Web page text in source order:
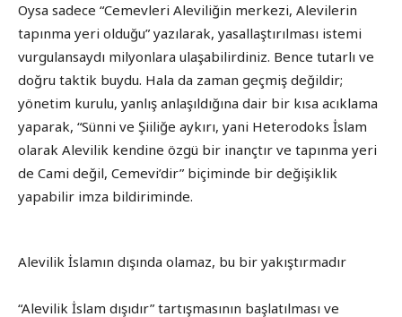
Oysa sadece “Cemevleri Aleviliğin merkezi, Alevilerin
tapınma yeri olduğu” yazılarak, yasallaştırılması istemi
vurgulansaydı milyonlara ulaşabilirdiniz. Bence tutarlı ve
doğru taktik buydu. Hala da zaman geçmiş değildir;
yönetim kurulu, yanlış anlaşıldığına dair bir kısa acıklama
yaparak, “Sünni ve Şiiliğe aykırı, yani Heterodoks İslam
olarak Alevilik kendine özgü bir inançtır ve tapınma yeri
de Cami değil, Cemevi’dir” biçiminde bir değişiklik
yapabilir imza bildiriminde.
Alevilik İslamın dışında olamaz, bu bir yakıştırmadır
“Alevilik İslam dışıdır” tartışmasının başlatılması ve